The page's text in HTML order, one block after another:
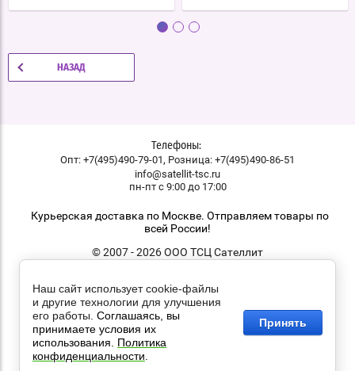
НАЗАД
Телефоны:
Опт: +7(495)490-79-01 , Розница: +7(495)490-86-51
info@satellit-tsc.ru
пн-пт с 9:00 до 17:00
Курьерская доставка по Москве. Отправляем товары по
всей России!
© 2007 - 2026 ООО ТСЦ Сателлит
Наш сайт использует cookie-файлы
и другие технологии для улучшения
его работы. Соглашаясь, вы
принимаете условия их
использования. Политика
конфиденциальности
Принять